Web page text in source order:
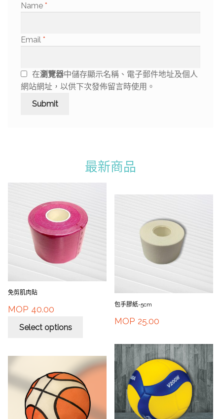
Name *
Email *
在瀏覽器中儲存顯示名稱、電子郵件地址及個人
網站網址，以供下次發佈留言時使用。
最新商品
免剪肌肉貼
MOP 40.00
Select options
包手膠紙-5cm
MOP 25.00